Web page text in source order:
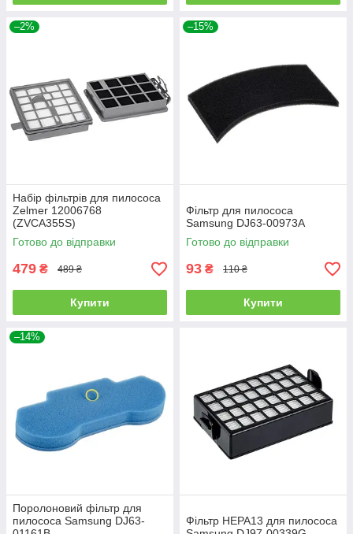
–2%
Набір фільтрів для пилососа
Zelmer 12006768
(ZVCA355S)
Готово до відправки
479 ₴ 489 ₴
Купити
–15%
Фільтр для пилососа
Samsung DJ63-00973A
Готово до відправки
93 ₴ 110 ₴
Купити
–14%
Поролоновий фільтр для
пилососа Samsung DJ63-
Фільтр HEPA13 для пилососа